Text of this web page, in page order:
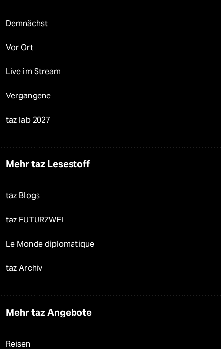
Demnächst
Vor Ort
Live im Stream
Vergangene
taz lab 2027
Mehr taz Lesestoff
taz Blogs
taz FUTURZWEI
Le Monde diplomatique
taz Archiv
Mehr taz Angebote
Reisen